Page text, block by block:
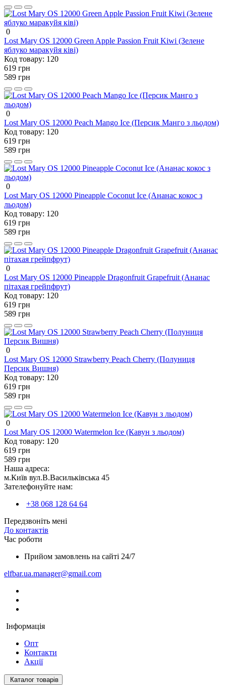
0
Lost Mary OS 12000 Green Apple Passion Fruit Kiwi (Зелене
яблуко маракуйя ківі)
Код товару: 120
619 грн
589 грн
0
Lost Mary OS 12000 Peach Mango Ice (Персик Манго з льодом)
Код товару: 120
619 грн
589 грн
0
Lost Mary OS 12000 Pineapple Coconut Ice (Ананас кокос з
льодом)
Код товару: 120
619 грн
589 грн
0
Lost Mary OS 12000 Pineapple Dragonfruit Grapefruit (Ананас
пітахая грейпфрут)
Код товару: 120
619 грн
589 грн
0
Lost Mary OS 12000 Strawberry Peach Cherry (Полуниця
Персик Вишня)
Код товару: 120
619 грн
589 грн
0
Lost Mary OS 12000 Watermelon Ice (Кавун з льодом)
Код товару: 120
619 грн
589 грн
Наша адреса:
м.Київ вул.В.Васильківська 45
Зателефонуйте нам:
+38 068 128 64 64
Передзвоніть мені
До контактів
Час роботи
Прийом замовлень на сайті 24/7
elfbar.ua.manager@gmail.com
Інформація
Опт
Контакти
Акції
Каталог товарів